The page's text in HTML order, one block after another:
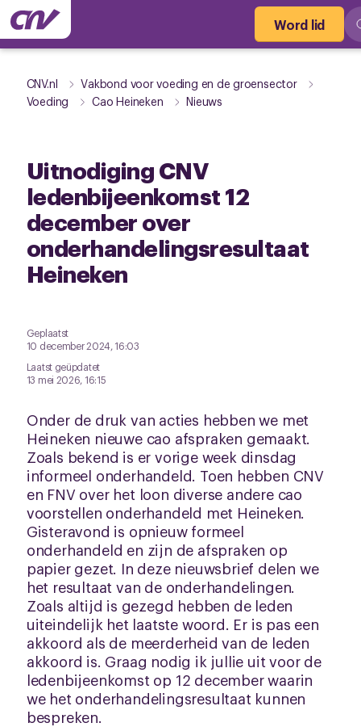
Word lid
CNV.nl
Vakbond voor voeding en de groensector
Voeding
Cao Heineken Nieuws
Uitnodiging CNV
ledenbijeenkomst 12
december over
onderhandelingsresultaat
Heineken
Geplaatst
10 december 2024, 16:03
Laatst geüpdatet
13 mei 2026, 16:15
Onder de druk van acties hebben we met
Heineken nieuwe cao afspraken gemaakt.
Zoals bekend is er vorige week dinsdag
informeel onderhandeld. Toen hebben CNV
en FNV over het loon diverse andere cao
voorstellen onderhandeld met Heineken.
Gisteravond is opnieuw formeel
onderhandeld en zijn de afspraken op
papier gezet. In deze nieuwsbrief delen we
het resultaat van de onderhandelingen.
Zoals altijd is gezegd hebben de leden
uiteindelijk het laatste woord. Er is pas een
akkoord als de meerderheid van de leden
akkoord is. Graag nodig ik jullie uit voor de
ledenbijeenkomst op 12 december waarin
we het onderhandelingsresultaat kunnen
bespreken.